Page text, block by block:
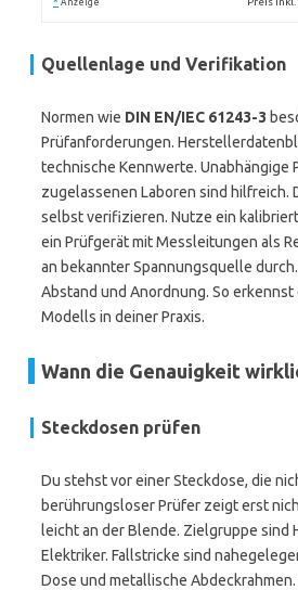
Anzeige
Quellenlage und Verifikation
Normen wie DIN EN/IEC 61243-3
Prüfanforderungen.
technische Kennwerte. Unabhängige
zugelassenen Laboren sind hilfreich.
selbst verifizieren. Nutze ein
ein Prüfgerät mit Messleitungen als
an bekannter Spannungsquelle
Abstand und Anordnung. So erkennst
Modells in deiner Praxis.
Wann die Genauigkeit
Steckdosen prüfen
Du stehst vor einer Steckdose, die
berührungsloser Prüfer zeigt erst
leicht an der Blende. Zielgruppe sind
Elektriker. Fallstricke sind
Dose und metallische